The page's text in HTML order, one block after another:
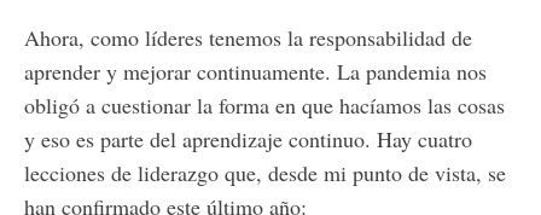
Ahora, como líderes tenemos la responsabilidad de
aprender y mejorar continuamente. La pandemia nos
obligó a cuestionar la forma en que hacíamos las cosas
y eso es parte del aprendizaje continuo. Hay cuatro
lecciones de liderazgo que, desde mi punto de vista, se
han confirmado este último año: